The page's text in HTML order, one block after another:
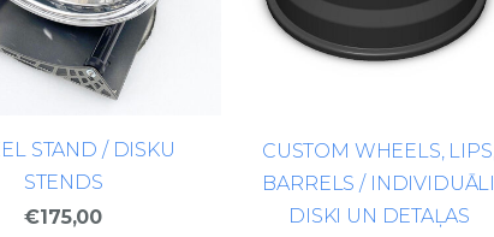
STAND / DISKU
STENDS
€175,00
CUSTOM WHEELS, LIPS,
BARRELS / INDIVIDUĀLI
DISKI UN DETAĻAS